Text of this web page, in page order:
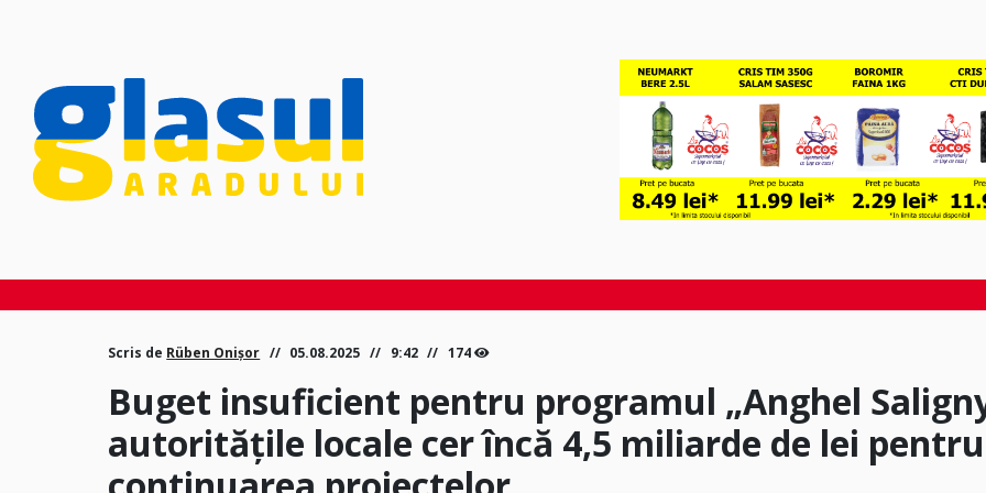
Scris de Rüben Onișor 05.08.2025 9:42 174
Buget insuficient pentru programul „Anghel
autoritățile locale cer încă 4,5 miliarde de lei pentru